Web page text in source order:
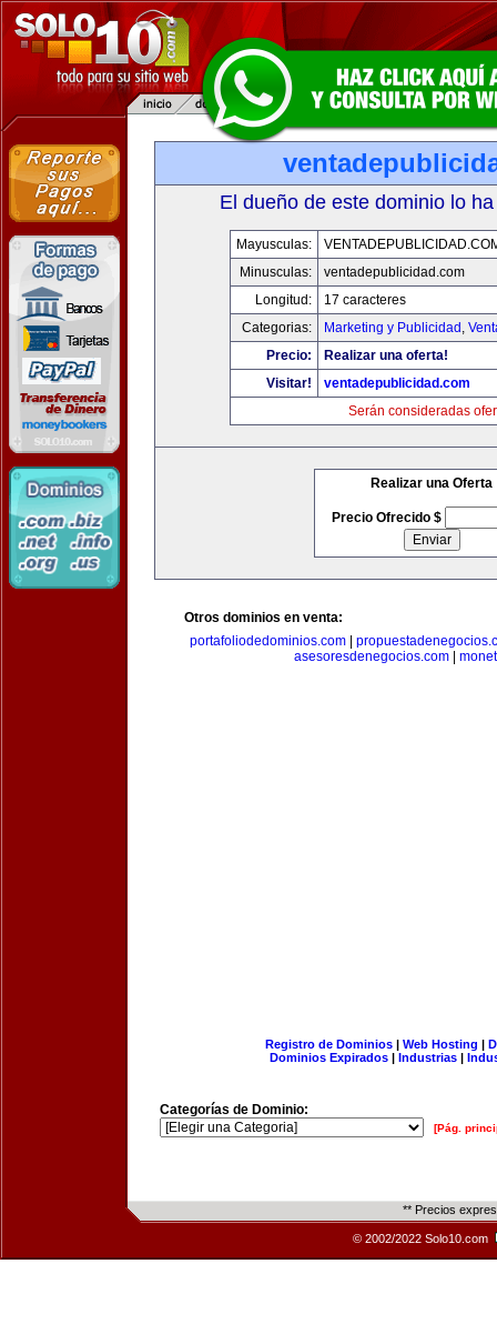
El dueño de este dominio lo
Mayusculas:
Minusculas:
ventadepublicidad.com
Longitud:
17 caracteres
Categorias:
Marketing y Publicidad ,
Precio:
Realizar una oferta!
Visitar!
ventadepublicidad.com
Serán consideradas
Realizar una Oferta
Precio Ofrecido $
Otros dominios en venta:
portafoliodedominios.com|
asesoresdenegocios.com
Registro de Dominios| Web Hosting |
Dominios Expirados | Industrias |
Categorías de Dominio:
[Pág.
** Precios
© 2002/2022 Solo10.com